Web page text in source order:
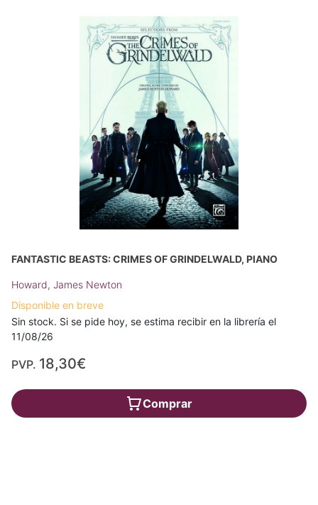
FANTASTIC BEASTS: CRIMES OF GRINDELWALD, PIANO
Howard, James Newton
Disponible en breve
Sin stock. Si se pide hoy, se estima recibir en la librería el
11/08/26
PVP. 18,30€
Comprar